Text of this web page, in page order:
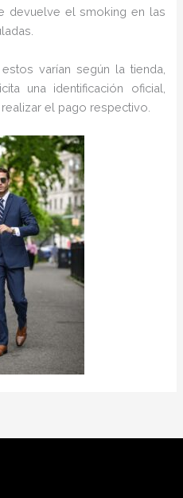
devuelve el smoking en las
varían según la tienda,
una identificación oficial,
el pago respectivo.